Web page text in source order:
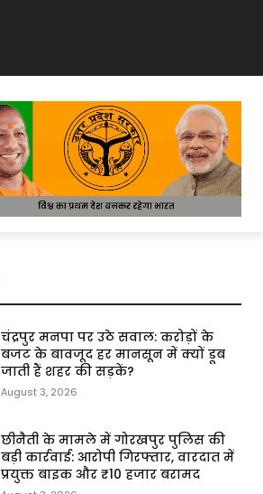
चंद्रपुर मनपा पर उठे सवाल: करोड़ों के
बजट के बावजूद हर मानसून में क्यों डूब
जाती हैं शहर की सड़कें?
August 3, 2026
छीनैती के मामले में गोरखपुर पुलिस की
बड़ी कार्रवाई: आरोपी गिरफ्तार, वारदात में
प्रयुक्त बाइक और ₹10 हजार बरामद